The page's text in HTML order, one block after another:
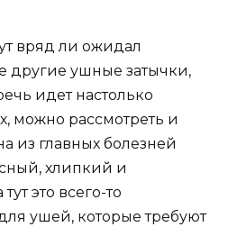
вряд ли ожидал
другие ушные затычки,
идет настолько
можно рассмотреть и
из главных болезней
хлипкий и
это всего-то
ушей, которые требуют